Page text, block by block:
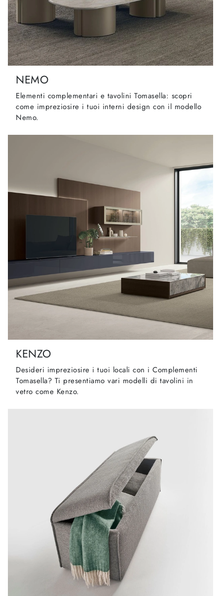
NEMO
Elementi complementari e tavolini Tomasella: scopri
come impreziosire i tuoi interni design con il modello
Nemo.
KENZO
Desideri impreziosire i tuoi locali con i Complementi
Tomasella? Ti presentiamo vari modelli di tavolini in
vetro come Kenzo.